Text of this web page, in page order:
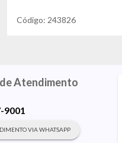
Código: 243826
Atendimento
9001
VIA WHATSAPP